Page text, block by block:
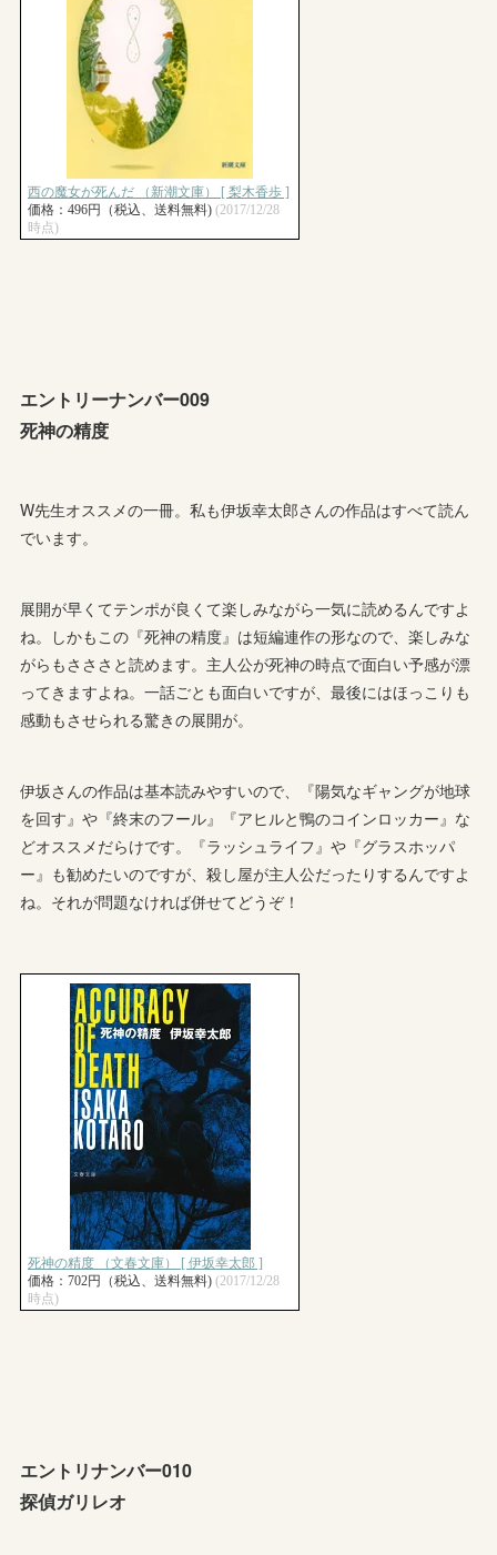
エントリーナンバー009
死神の精度
W先生オススメの一冊。私も伊坂幸太郎さんの作品はすべて読ん
でいます。
展開が早くてテンポが良くて楽しみながら一気に読めるんですよ
ね。しかもこの『死神の精度』は短編連作の形なので、楽しみな
がらもさささと読めます。主人公が死神の時点で面白い予感が漂
ってきますよね。一話ごとも面白いですが、最後にはほっこりも
感動もさせられる驚きの展開が。
伊坂さんの作品は基本読みやすいので、『陽気なギャングが地球
を回す』や『終末のフール』『アヒルと鴨のコインロッカー』な
どオススメだらけです。『ラッシュライフ』や『グラスホッパ
ー』も勧めたいのですが、殺し屋が主人公だったりするんですよ
ね。それが問題なければ併せてどうぞ！
エントリナンバー010
探偵ガリレオ